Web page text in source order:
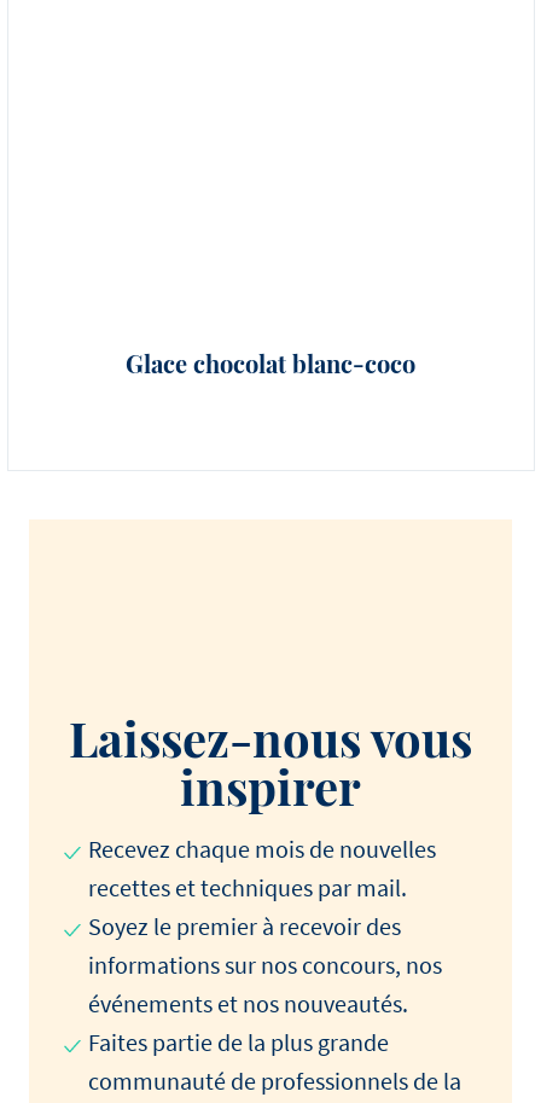
Glace chocolat blanc-coco
Laissez-nous vous
inspirer
Recevez chaque mois de nouvelles
recettes et techniques par mail.
Soyez le premier à recevoir des
informations sur nos concours, nos
événements et nos nouveautés.
Faites partie de la plus grande
communauté de professionnels de la